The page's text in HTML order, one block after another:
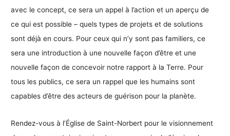
avec le concept, ce sera un appel à l’action et un aperçu de
ce qui est possible – quels types de projets et de solutions
sont déjà en cours. Pour ceux qui n’y sont pas familiers, ce
sera une introduction à une nouvelle façon d’être et une
nouvelle façon de concevoir notre rapport à la Terre. Pour
tous les publics, ce sera un rappel que les humains sont
capables d’être des acteurs de guérison pour la planète.
Rendez-vous à l’Église de Saint-Norbert pour le visionnement